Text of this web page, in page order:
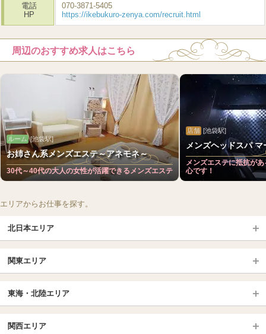
電話
HP
070-3871-5405
https://ikebukuro-zenya.com/recruit.html
周辺のおすすめ求人はこちら
ルーム [池袋駅]
お姉さん系メンズエステ～アネモネ～
30代～40代の大人の女性が活躍できるメンズエステ
店舗 [池袋駅]
メンズヘッドスパ
メンズエステに抵抗が
心です！
エリアからお仕事を探す。
北日本エリア
北海道（札幌・旭川・函館）
青森
岩手 (盛岡・北上)
福島 (いわき・郡山)
山形
長野・松本・上田
関東エリア
大宮・浦和・川口
越谷・春日部
東海・北陸エリア
関西エリア